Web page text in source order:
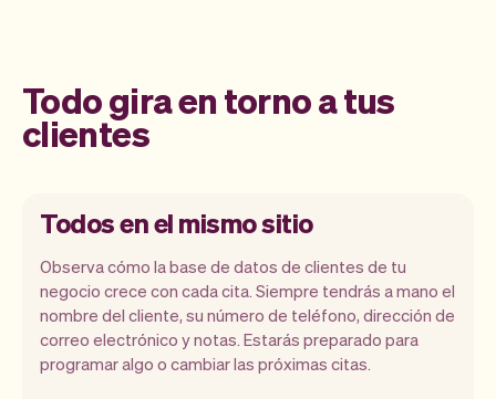
Todo gira en torno a tus
clientes
Todos en el mismo sitio
Observa cómo la base de datos de clientes de tu
negocio crece con cada cita. Siempre tendrás a mano el
nombre del cliente, su número de teléfono, dirección de
correo electrónico y notas. Estarás preparado para
programar algo o cambiar las próximas citas.